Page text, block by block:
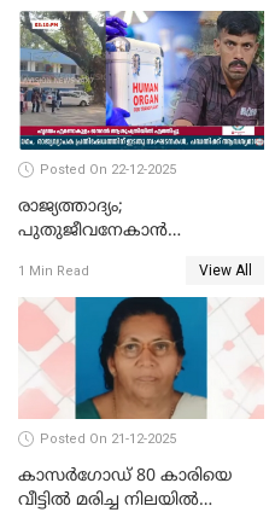
ഓടിച്ചയാൾ അറസ്റ്റിൽ.
Posted On 22-12-2025
രാജ്യത്താദ്യം;
പുതുജീവനേകാൻ
എറണാകുളം സർക്കാർ
ജനറൽ
ആശുപത്രിയിലെത്തിച്ചു
1 Min Read View All
Posted On 21-12-2025
കാസർഗോഡ് 80 കാരിയെ
വീട്ടിൽ മരിച്ച നിലയിൽ